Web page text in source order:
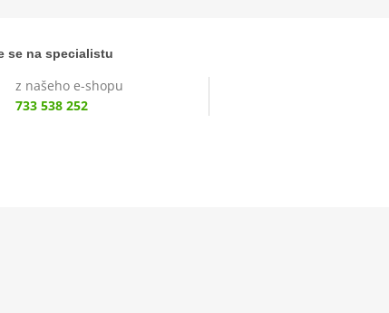
se na specialistu
z našeho e-shopu
733 538 252